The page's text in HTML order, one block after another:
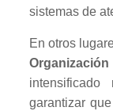
sistemas de
En otros
intensificado
garantizar